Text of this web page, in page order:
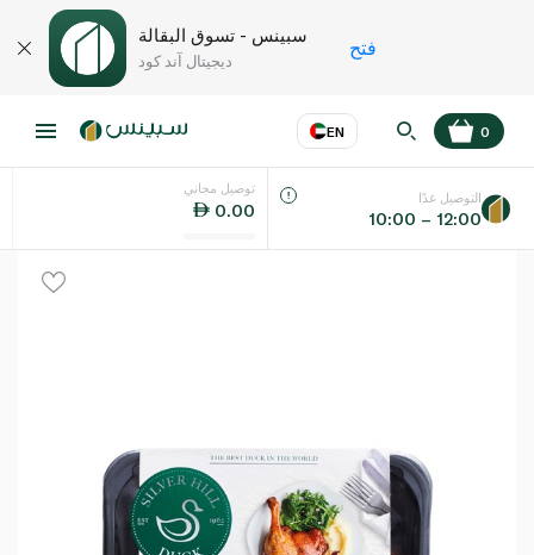
سبينس - تسوق البقالة
ديجيتال آند كود
فتح
EN
اللغة عر
0
توصيل مجاني
0.00
التوصيل غدًا
10:00 – 12:00